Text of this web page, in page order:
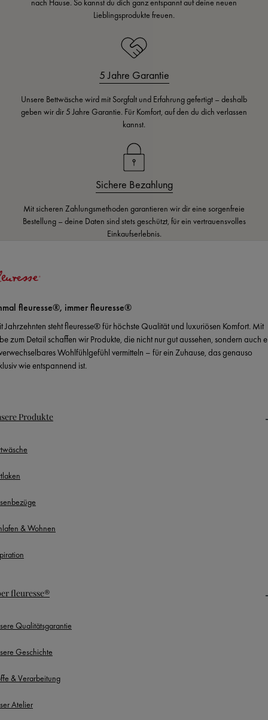
nach Hause. So kannst du dich ganz entspannt auf deine neuen
Lieblingsprodukte freuen.
5 Jahre Garantie
Unsere Bettwäsche wird mit Sorgfalt und Erfahrung gefertigt – deshalb
geben wir dir 5 Jahre Garantie. Für Komfort, auf den du dich verlassen
kannst.
Sichere Bezahlung
Mit sicheren Zahlungsmethoden garantieren wir dir eine sorgenfreie
Bestellung – deine Daten sind stets geschützt, für ein vertrauensvolles
Einkaufserlebnis.
fleuresse®, immer fleuresse®
Jahrzehnten steht fleuresse® für höchste Qualität und luxuriösen Komfort. Mit
zum Detail schaffen wir Produkte, die nicht nur gut aussehen, sondern auch
Wohlfühlgefühl vermitteln – für ein Zuhause, das genauso
wie entspannend ist.
Produkte
& Wohnen
fleuresse®
Qualitätsgarantie
Geschichte
& Verarbeitung
Atelier